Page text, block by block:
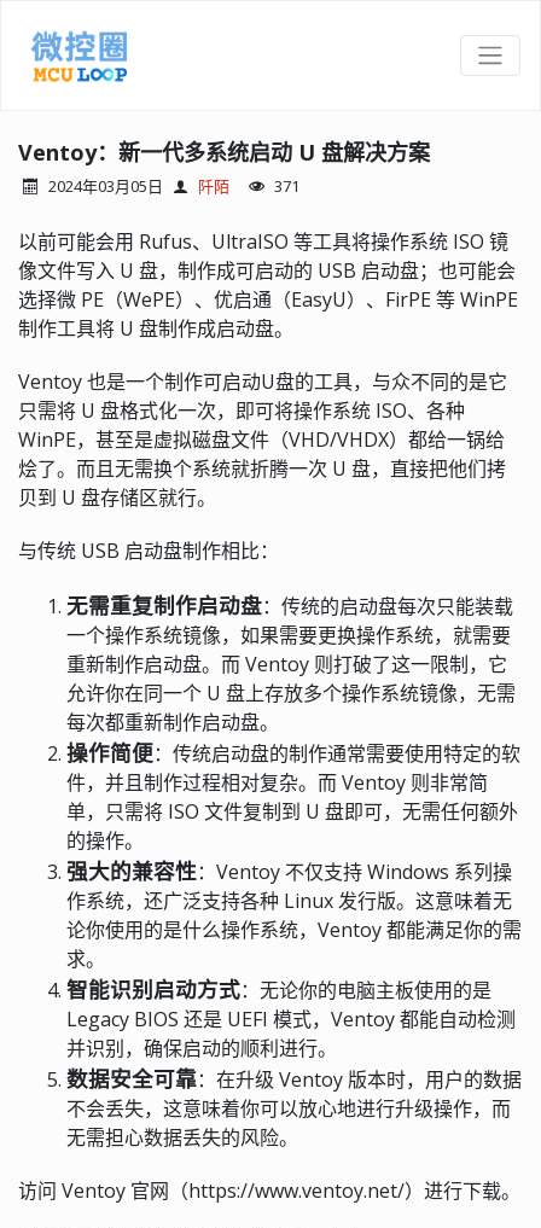
Ventoy：新一代多系统启动 U 盘解决方案
2024年03月05日 阡陌 371
以前可能会用 Rufus、UltraISO 等工具将操作系统 ISO 镜
像文件写入 U 盘，制作成可启动的 USB 启动盘；也可能会
选择微 PE（WePE）、优启通（EasyU）、FirPE 等 WinPE
制作工具将 U 盘制作成启动盘。
Ventoy 也是一个制作可启动U盘的工具，与众不同的是它
只需将 U 盘格式化一次，即可将操作系统 ISO、各种
WinPE，甚至是虚拟磁盘文件（VHD/VHDX）都给一锅给
烩了。而且无需换个系统就折腾一次 U 盘，直接把他们拷
贝到 U 盘存储区就行。
与传统 USB 启动盘制作相比：
无需重复制作启动盘：传统的启动盘每次只能装载
一个操作系统镜像，如果需要更换操作系统，就需要
重新制作启动盘。而 Ventoy 则打破了这一限制，它
允许你在同一个 U 盘上存放多个操作系统镜像，无需
每次都重新制作启动盘。
操作简便：传统启动盘的制作通常需要使用特定的软
件，并且制作过程相对复杂。而 Ventoy 则非常简
单，只需将 ISO 文件复制到 U 盘即可，无需任何额外
的操作。
强大的兼容性：Ventoy 不仅支持 Windows 系列操
作系统，还广泛支持各种 Linux 发行版。这意味着无
论你使用的是什么操作系统，Ventoy 都能满足你的需
求。
智能识别启动方式：无论你的电脑主板使用的是
Legacy BIOS 还是 UEFI 模式，Ventoy 都能自动检测
并识别，确保启动的顺利进行。
数据安全可靠：在升级 Ventoy 版本时，用户的数据
不会丢失，这意味着你可以放心地进行升级操作，而
无需担心数据丢失的风险。
访问 Ventoy 官网（https://www.ventoy.net/）进行下载。